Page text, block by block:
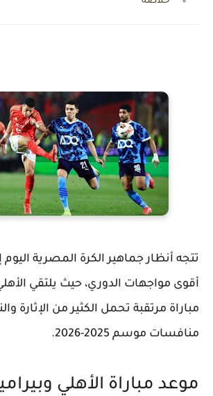
تتجه أنظار جماهير الكرة المصرية
أقوى مواجهات الدوري، حيث يلتقي
مباراة مرتقبة تحمل الكثير من الإثارة
منافسات موسم 2025-2026.
موعد مباراة الأهلي